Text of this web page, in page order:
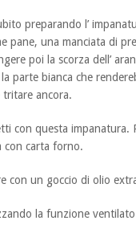
preparando l’
pane, una manciata di
poi la scorza dell’
parte bianca che
ancora.
con questa impanatura.
con carta forno.
con un goccio di olio
la funzione ventilato